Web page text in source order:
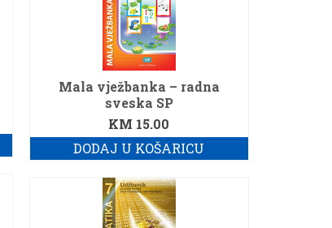
Mala vježbanka – radna
sveska SP
KM 15.00
DODAJ U KOŠARICU